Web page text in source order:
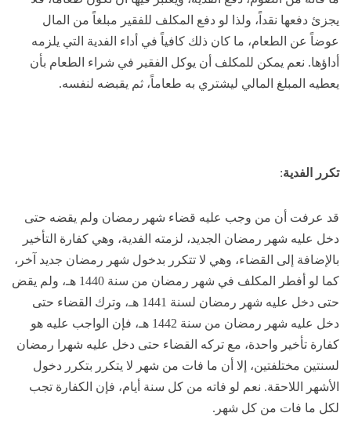
يجزئ دفعها نقداً، ولذا لو دفع المكلف للفقير مبلغاً من المال
عوضاً عن الطعام، ما كان ذلك كافياً في أداء الفدية التي يلزمه
أداؤها. نعم يمكن للمكلف أن يوكل الفقير في شراء الطعام بأن
يعطيه المبلغ المالي ليشتري به طعاماً، ثم يقبضه لنفسه.
تكرر الفدية:
قد عرفت أن من وجب عليه قضاء شهر رمضان ولم يقضه حتى
دخل عليه شهر رمضان الجديد، لزمته الفدية، وهي كفارة التأخير
بالإضافة إلى القضاء، وهي لا تتكرر بدخول شهر رمضان جديد آخر،
كما لو أفطر المكلف في شهر رمضان من سنة 1440 هـ، ولم يقض
حتى دخل عليه شهر رمضان لسنة 1441 هـ، وترك القضاء حتى
دخل عليه شهر رمضان من سنة 1442 هـ، فإن الواجب عليه هو
كفارة تأخير واحدة، مع تركه القضاء حتى دخل عليه شهرا رمضان
لسنتين مختلفتين، إلا أن ما فات من شهر لا يتكرر بتكرر دخول
الأشهر اللاحقة. نعم لو فاته من كل سنة أيام، فإن الكفارة تجب
لكل ما فات من كل شهر.